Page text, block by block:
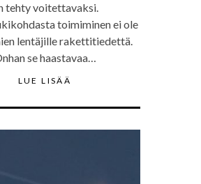
tehty voitettavaksi.
toimiminen ei ole
lentäjille rakettitiedettä.
se haastavaa…
LUE LISÄÄ